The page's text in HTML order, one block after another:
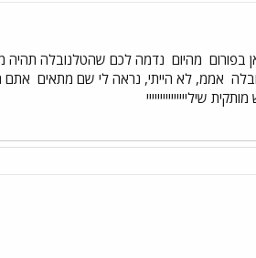
בפורום מהיום נדמה לכם שהטלנובלה תהיה
אממ, לא הייתי, נראה לי שם מתאים אתם
שילייייייייייייייי